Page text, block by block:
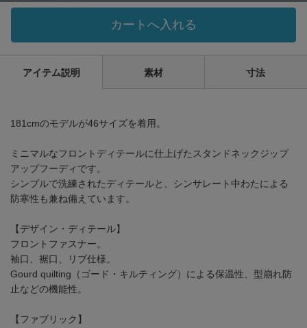
カートへ入れる
アイテム説明 素材 寸法
181cmのモデルが46サイズを着用。
ミニマルなフロントディテールに仕上げたスタンドネックジップ
アップフーディです。
シンプルで洗練されたディテールと、シンサレート中わたによる
防寒性も兼ね備えています。
【デザイン・ディテール】
フロントファスナー。
袖口、裾口、リブ仕様。
Gourd quilting（ゴード・キルティング）による保温性、型崩れ防
止などの機能性。
【ファブリック】